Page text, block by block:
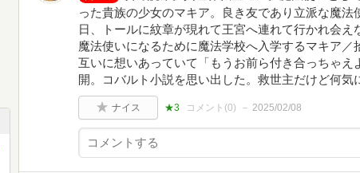
った貴族の少女のマキア。良き友であり立派な魔
日、トールに紋章が現れて王宮へ連れて行かれ会
魔法使いになるために魔法学校へ入学するマキア／
互いに想いあっていて「もうお前ら付き合っちゃ
開。コバルト小説を思い出した。救世主だけど何気
ナイス ★3 コメント(0) 2025/02/08